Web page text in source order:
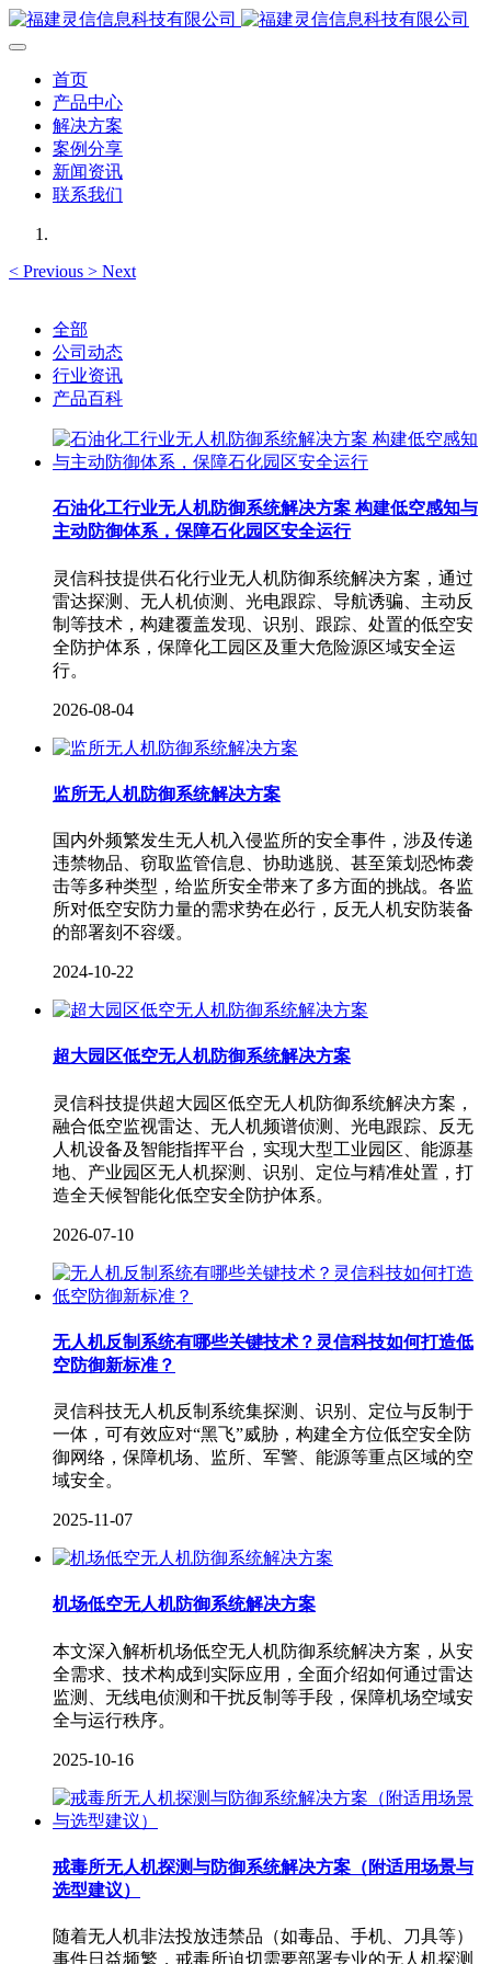
首页
产品中心
解决方案
案例分享
新闻资讯
联系我们
< Previous > Next
全部
公司动态
行业资讯
产品百科
石油化工行业无人机防御系统解决方案 构建低空感知与
主动防御体系，保障石化园区安全运行
灵信科技提供石化行业无人机防御系统解决方案，通过
雷达探测、无人机侦测、光电跟踪、导航诱骗、主动反
制等技术，构建覆盖发现、识别、跟踪、处置的低空安
全防护体系，保障化工园区及重大危险源区域安全运
行。
2026-08-04
监所无人机防御系统解决方案
国内外频繁发生无人机入侵监所的安全事件，涉及传递
违禁物品、窃取监管信息、协助逃脱、甚至策划恐怖袭
击等多种类型，给监所安全带来了多方面的挑战。各监
所对低空安防力量的需求势在必行，反无人机安防装备
的部署刻不容缓。
2024-10-22
超大园区低空无人机防御系统解决方案
灵信科技提供超大园区低空无人机防御系统解决方案，
融合低空监视雷达、无人机频谱侦测、光电跟踪、反无
人机设备及智能指挥平台，实现大型工业园区、能源基
地、产业园区无人机探测、识别、定位与精准处置，打
造全天候智能化低空安全防护体系。
2026-07-10
无人机反制系统有哪些关键技术？灵信科技如何打造低
空防御新标准？
灵信科技无人机反制系统集探测、识别、定位与反制于
一体，可有效应对“黑飞”威胁，构建全方位低空安全防
御网络，保障机场、监所、军警、能源等重点区域的空
域安全。
2025-11-07
机场低空无人机防御系统解决方案
本文深入解析机场低空无人机防御系统解决方案，从安
全需求、技术构成到实际应用，全面介绍如何通过雷达
监测、无线电侦测和干扰反制等手段，保障机场空域安
全与运行秩序。
2025-10-16
戒毒所无人机探测与防御系统解决方案（附适用场景与
选型建议）
随着无人机非法投放违禁品（如毒品、手机、刀具等）
事件日益频繁，戒毒所迫切需要部署专业的无人机探测